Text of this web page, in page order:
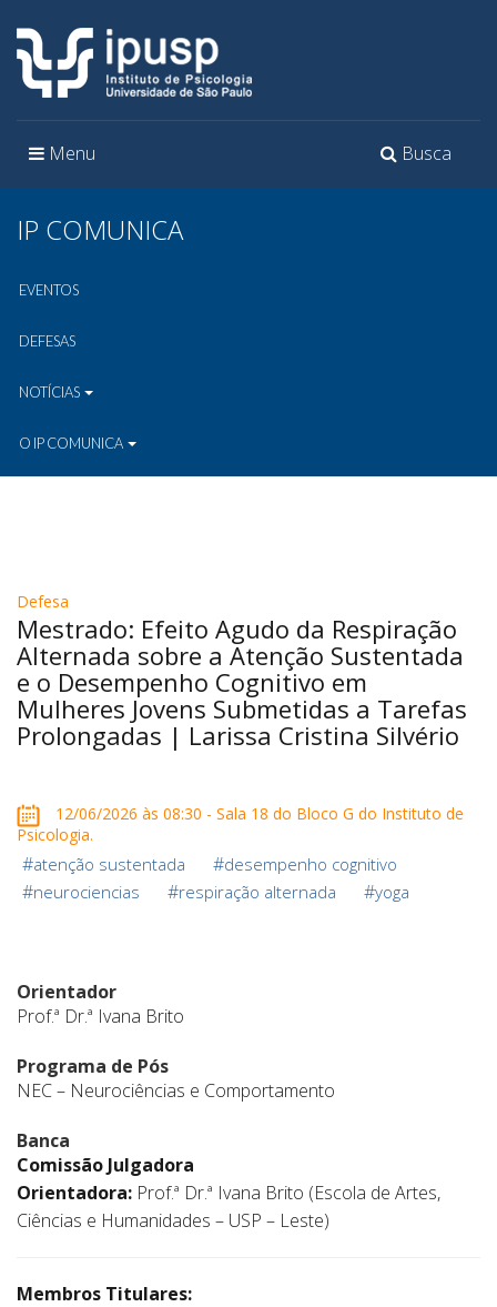
Toggle
Busca
Toggle
Menu
IP COMUNICA
EVENTOS
DEFESAS
NOTÍCIAS
O IP COMUNICA
Defesa
Mestrado: Efeito Agudo da Respiração
Alternada sobre a Atenção Sustentada
e o Desempenho Cognitivo em
Mulheres Jovens Submetidas a Tarefas
Prolongadas | Larissa Cristina Silvério
12/06/2026 às 08:30 - Sala 18 do Bloco G do Instituto de
Psicologia.
#atenção sustentada #desempenho cognitivo
#neurociencias #respiração alternada #yoga
Orientador
Prof.ª Dr.ª Ivana Brito
Programa de Pós
NEC – Neurociências e Comportamento
Banca
Comissão Julgadora
Orientadora: Prof.ª Dr.ª Ivana Brito (Escola de Artes,
Ciências e Humanidades – USP – Leste)
Membros Titulares: